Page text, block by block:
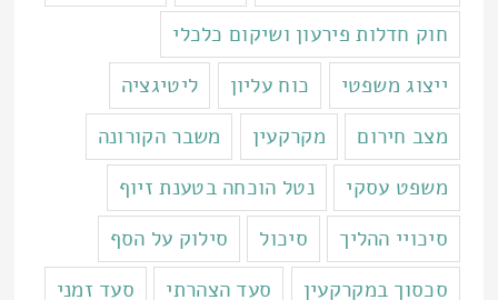
חוק חדלות פירעון ושיקום כלכלי
ייצוג משפטי
כוח עליון
ליטיגציה
מצב חירום
מקרקעין
משבר הקורונה
משפט עסקי
נטל הוכחה בטענת זיוף
סיכויי ההליך
סיכול
סילוק על הסף
סכסוך במקרקעין
סעד הצהרתי
סעד זמני